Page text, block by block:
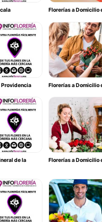
Florerías a Domicilio
Providencia Florerías a Domicilio
de la
Florerías a Domicilio